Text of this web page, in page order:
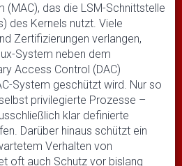
das die LSM-Schnittstelle
des Kernels nutzt. Viele
Zertifizierungen verlangen,
System neben dem
Access Control (DAC)
System geschützt wird. Nur so
privilegierte Prozesse –
klar definierte
Darüber hinaus schützt ein
Verhalten von
oft auch Schutz vor bislang